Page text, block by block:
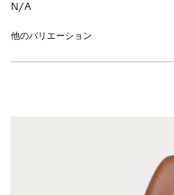
N/A
他のバリエーション